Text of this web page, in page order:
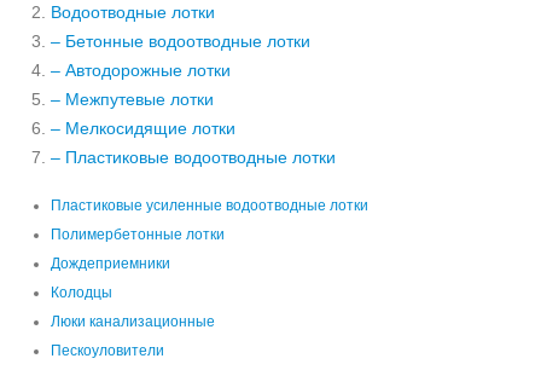
Водоотводные лотки
– Бетонные водоотводные лотки
– Автодорожные лотки
– Межпутевые лотки
– Мелкосидящие лотки
– Пластиковые водоотводные лотки
Пластиковые усиленные водоотводные лотки
Полимербетонные лотки
Дождеприемники
Колодцы
Люки канализационные
Пескоуловители